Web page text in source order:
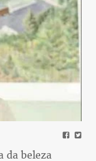
da beleza